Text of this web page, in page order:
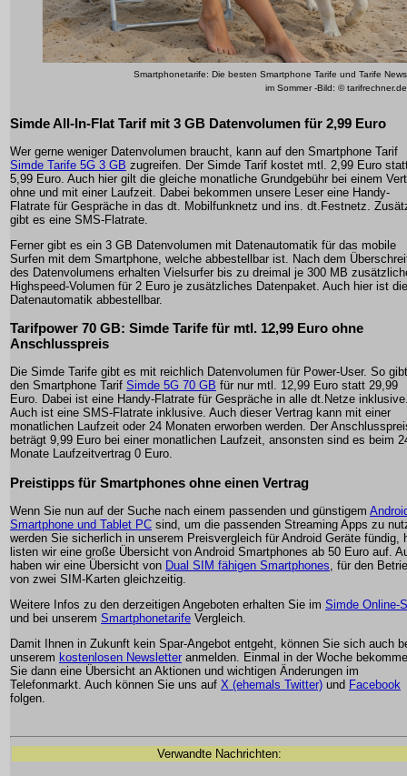
Smartphonetarife: Die besten Smartphone Tarife und Tarife News
im Sommer -Bild: © tarifrechner.de
Simde All-In-Flat Tarif mit 3 GB Datenvolumen für 2,99 Euro
Wer gerne weniger Datenvolumen braucht, kann auf den Smartphone Tarif
Simde Tarife 5G 3 GB zugreifen. Der Simde Tarif kostet mtl. 2,99 Euro
5,99 Euro. Auch hier gilt die gleiche monatliche Grundgebühr bei einem
ohne und mit einer Laufzeit. Dabei bekommen unsere Leser eine Handy-
Flatrate für Gespräche in das dt. Mobilfunknetz und ins. dt.Festnetz.
gibt es eine SMS-Flatrate.
Ferner gibt es ein 3 GB Datenvolumen mit Datenautomatik für das mobile
Surfen mit dem Smartphone, welche abbestellbar ist. Nach dem
des Datenvolumens erhalten Vielsurfer bis zu dreimal je 300 MB
Highspeed-Volumen für 2 Euro je zusätzliches Datenpaket. Auch hier ist die
Datenautomatik abbestellbar.
Tarifpower 70 GB: Simde Tarife für mtl. 12,99 Euro ohne
Anschlusspreis
Die Simde Tarife gibt es mit reichlich Datenvolumen für Power-User. So
den Smartphone Tarif Simde 5G 70 GB für nur mtl. 12,99 Euro statt 29,99
Euro. Dabei ist eine Handy-Flatrate für Gespräche in alle dt.Netze
Auch ist eine SMS-Flatrate inklusive. Auch dieser Vertrag kann mit einer
monatlichen Laufzeit oder 24 Monaten erworben werden. Der
beträgt 9,99 Euro bei einer monatlichen Laufzeit, ansonsten sind es beim
Monate Laufzeitvertrag 0 Euro.
Preistipps für Smartphones ohne einen Vertrag
Wenn Sie nun auf der Suche nach einem passenden und günstigem
Smartphone und Tablet PC sind, um die passenden Streaming Apps zu
werden Sie sicherlich in unserem Preisvergleich für Android Geräte fündig,
listen wir eine große Übersicht von Android Smartphones ab 50 Euro auf.
haben wir eine Übersicht von Dual SIM fähigen Smartphones , für den
von zwei SIM-Karten gleichzeitig.
Weitere Infos zu den derzeitigen Angeboten erhalten Sie im Simde Online-
und bei unserem Smartphonetarife Vergleich.
Damit Ihnen in Zukunft kein Spar-Angebot entgeht, können Sie sich auch
unserem kostenlosen Newsletter anmelden. Einmal in der Woche
Sie dann eine Übersicht an Aktionen und wichtigen Änderungen im
Telefonmarkt. Auch können Sie uns auf X (ehemals Twitter) und Facebook
folgen.
Verwandte Nachrichten: